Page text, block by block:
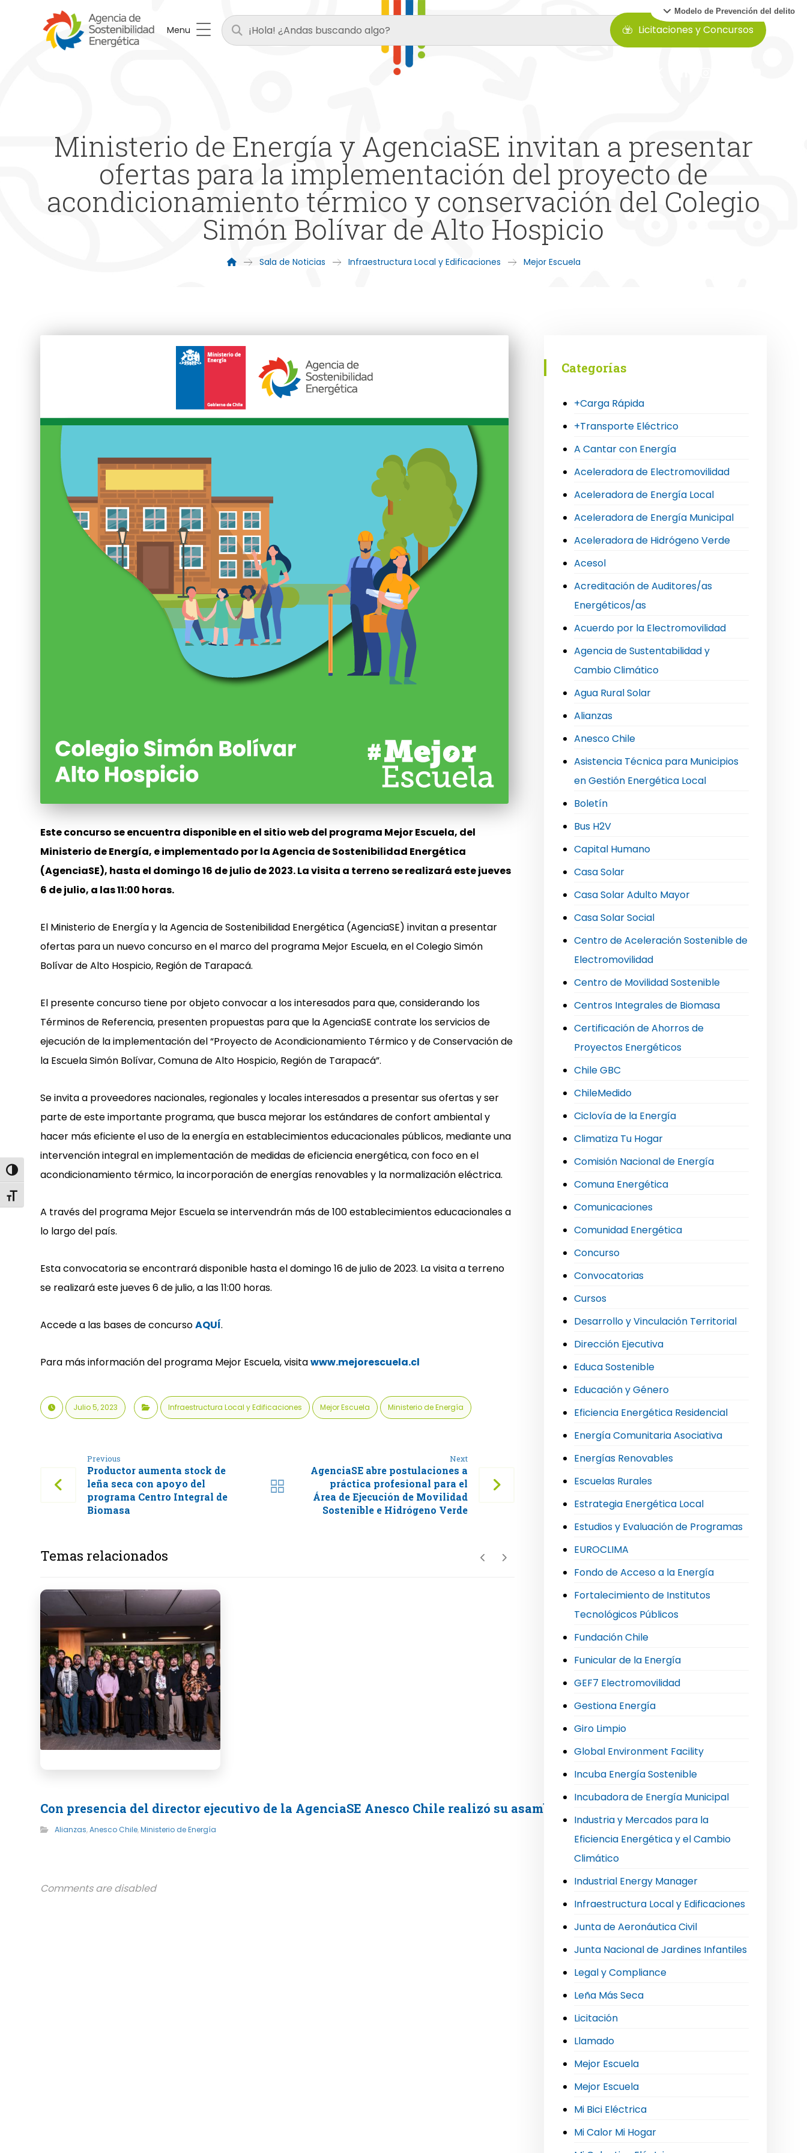
Alternar alto contraste
Alternar tamaño de letra
Modelo de Prevención del delito
Menu Licitaciones y Concursos
Ministerio de Energía y AgenciaSE invitan a presentar
ofertas para la implementación del proyecto de
acondicionamiento térmico y conservación del Colegio
Simón Bolívar de Alto Hospicio
Sala de Noticias Infraestructura Local y Edificaciones Mejor Escuela
Este concurso se encuentra disponible en el sitio web del programa Mejor Escuela, del
Ministerio de Energía, e implementado por la Agencia de Sostenibilidad Energética
(AgenciaSE), hasta el domingo 16 de julio de 2023. La visita a terreno se realizará este jueves
6 de julio, a las 11:00 horas.
El Ministerio de Energía y la Agencia de Sostenibilidad Energética (AgenciaSE) invitan a presentar
ofertas para un nuevo concurso en el marco del programa Mejor Escuela, en el Colegio Simón
Bolívar de Alto Hospicio, Región de Tarapacá.
El presente concurso tiene por objeto convocar a los interesados para que, considerando los
Términos de Referencia, presenten propuestas para que la AgenciaSE contrate los servicios de
ejecución de la implementación del “Proyecto de Acondicionamiento Térmico y de Conservación de
la Escuela Simón Bolívar, Comuna de Alto Hospicio, Región de Tarapacá”.
Se invita a proveedores nacionales, regionales y locales interesados a presentar sus ofertas y ser
parte de este importante programa, que busca mejorar los estándares de confort ambiental y
hacer más eficiente el uso de la energía en establecimientos educacionales públicos, mediante una
intervención integral en implementación de medidas de eficiencia energética, con foco en el
acondicionamiento térmico, la incorporación de energías renovables y la normalización eléctrica.
A través del programa Mejor Escuela se intervendrán más de 100 establecimientos educacionales a
lo largo del país.
Esta convocatoria se encontrará disponible hasta el domingo 16 de julio de 2023. La visita a terreno
se realizará este jueves 6 de julio, a las 11:00 horas.
Accede a las bases de concursoAQUÍ.
Para más información del programa Mejor Escuela, visitawww.mejorescuela.cl
Julio 5, 2023 Infraestructura Local y Edificaciones Mejor Escuela Ministerio de Energía
Previous
Productor aumenta stock de
leña seca con apoyo del
programa Centro Integral de
Biomasa
Next
AgenciaSE abre postulaciones a
práctica profesional para el
Área de Ejecución de Movilidad
Sostenible e Hidrógeno Verde
Temas relacionados
Con presencia del director ejecutivo de la AgenciaSE Anesco Chile realizó su asamblea extraordinaria de socios
Alianzas,Anesco Chile,Ministerio de Energía
Comments are disabled
Categorías
+Carga Rápida
+Transporte Eléctrico
A Cantar con Energía
Aceleradora de Electromovilidad
Aceleradora de Energía Local
Aceleradora de Energía Municipal
Aceleradora de Hidrógeno Verde
Acesol
Acreditación de Auditores/as
Energéticos/as
Acuerdo por la Electromovilidad
Agencia de Sustentabilidad y
Cambio Climático
Agua Rural Solar
Alianzas
Anesco Chile
Asistencia Técnica para Municipios
en Gestión Energética Local
Boletín
Bus H2V
Capital Humano
Casa Solar
Casa Solar Adulto Mayor
Casa Solar Social
Centro de Aceleración Sostenible de
Electromovilidad
Centro de Movilidad Sostenible
Centros Integrales de Biomasa
Certificación de Ahorros de
Proyectos Energéticos
Chile GBC
ChileMedido
Ciclovía de la Energía
Climatiza Tu Hogar
Comisión Nacional de Energía
Comuna Energética
Comunicaciones
Comunidad Energética
Concurso
Convocatorias
Cursos
Desarrollo y Vinculación Territorial
Dirección Ejecutiva
Educa Sostenible
Educación y Género
Eficiencia Energética Residencial
Energía Comunitaria Asociativa
Energías Renovables
Escuelas Rurales
Estrategia Energética Local
Estudios y Evaluación de Programas
EUROCLIMA
Fondo de Acceso a la Energía
Fortalecimiento de Institutos
Tecnológicos Públicos
Fundación Chile
Funicular de la Energía
GEF7 Electromovilidad
Gestiona Energía
Giro Limpio
Global Environment Facility
Incuba Energía Sostenible
Incubadora de Energía Municipal
Industria y Mercados para la
Eficiencia Energética y el Cambio
Climático
Industrial Energy Manager
Infraestructura Local y Edificaciones
Junta de Aeronáutica Civil
Junta Nacional de Jardines Infantiles
Legal y Compliance
Leña Más Seca
Licitación
Llamado
Mejor Escuela
Mejor Escuela
Mi Bici Eléctrica
Mi Calor Mi Hogar